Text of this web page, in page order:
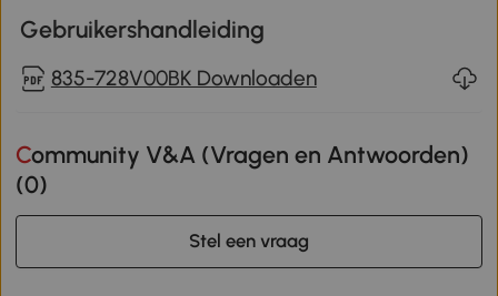
Gebruikershandleiding
835-728V00BK Downloaden
Community V&A (Vragen en Antwoorden)
(0)
Stel een vraag